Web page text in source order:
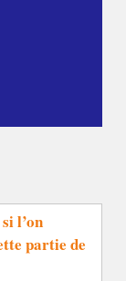
l’on
partie de